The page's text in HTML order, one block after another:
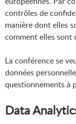
contrôles de
manière dont elles
comment elles sont
La conférence se
données
questionnements à
Data